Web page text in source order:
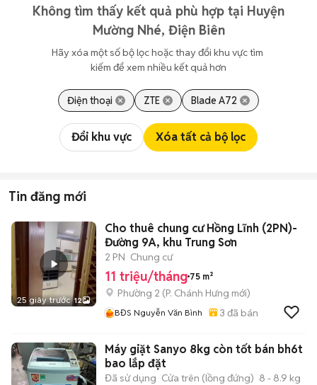
Không tìm thấy kết quả phù hợp tại Huyện
Mường Nhé, Điện Biên
Hãy xóa một số bộ lọc hoặc thay đổi khu vực tìm
kiếm để xem nhiều kết quả hơn
Điện thoại ZTE Blade A72
Đổi khu vực Xóa tất cả bộ lọc
Tin đăng mới
25 giây trước 12
Cho thuê chung cư Hồng Lĩnh (2PN)-
Đường 9A, khu Trung Sơn
2 PN Chung cư
11 triệu/tháng 75 m²
Phường 2 (P. Chánh Hưng mới)
BĐS Nguyễn Văn Bình 3 đã bán
Máy giặt Sanyo 8kg còn tốt bán bh6t
bao lắp đặt
Đã sử dụng Cửa trên (lồng đứng) 8 - 8.9 kg